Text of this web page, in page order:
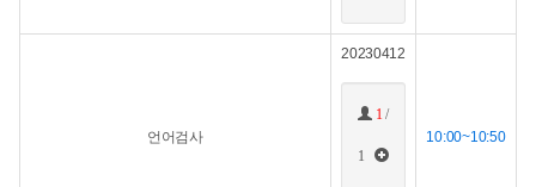
언어검사
20230412
1 /
1
10:00~10:50